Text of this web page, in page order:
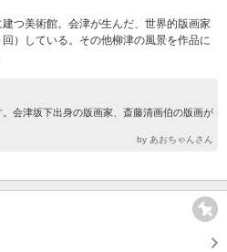
つ美術館。会津が生んだ、世界的版画家
）している。その他柳津の風景を作品に
会津坂下出身の版画家、斎藤清画伯の版画が
by あおちゃんさん